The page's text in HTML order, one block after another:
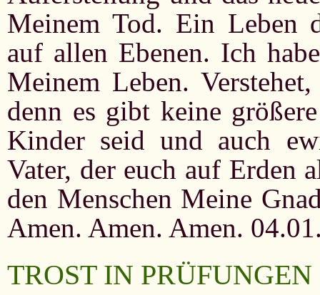
Meinem Tod. Ein Leben
auf allen Ebenen. Ich
Meinem Leben.
denn es gibt keine
Kinder seid und auch
Vater, der euch auf Erden
den Menschen Meine
Amen. Amen. Amen.
TROST IN PRÜFUNGEN